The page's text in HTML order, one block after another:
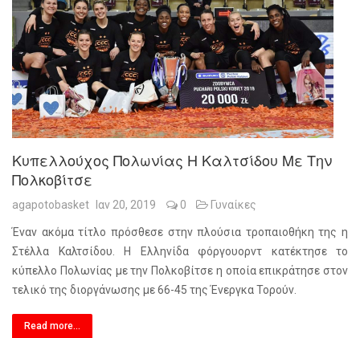
Κυπελλούχος Πολωνίας Η Καλτσίδου Με Την
Πολκοβίτσε
agapotobasket Ιαν 20, 2019 0 Γυναίκες
Έναν ακόμα τίτλο πρόσθεσε στην πλούσια τροπαιοθήκη της η
Στέλλα Καλτσίδου. Η Ελληνίδα φόργουορντ κατέκτησε το
κύπελλο Πολωνίας με την Πολκοβίτσε η οποία επικράτησε στον
τελικό της διοργάνωσης με 66-45 της Ένεργκα Τορούν.
Read more...